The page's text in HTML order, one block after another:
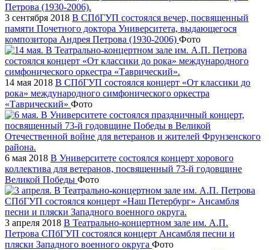
3 сентября 2018 В СПбГУП состоялся вечер, посвященный
памяти Почетного доктора Университета, выдающегося
композитора Андрея Петрова (1930-2006) Фото
14 мая 2018 В СПбГУП состоялся концерт «От классики до
рока» международного симфонического оркестра
«Таврический» Фото
6 мая 2018 В Университете состоялся концерт хорового
коллектива для ветеранов, посвященный 73-й годовщине
Великой Победы Фото
3 апреля 2018 В Театрально-концертном зале им. А.П.
Петрова СПбГУП состоялся концерт Ансамбля песни и
пляски Западного военного округа Фото